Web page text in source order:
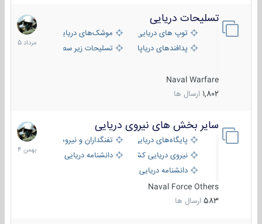
تسلیحات دریایی
توپ های دریایی
موشک‌های دریایی
پدافندهای دریاپایه
تسلیحات زیر سطحی
Naval Warfare
1,802 ارسال ها
2
مرداد
1405
سایر بخش های نیروی دریایی
پایگاه‌های دریایی
تفنگداران و نیروهای ویژه‌ی دریایی
نیروی دریایی کشورهای مختلفدانشنامه دریایی
دانشنامه دریایی کپی
Naval Force Others
583 ارسال ها
22
بهمن
1404